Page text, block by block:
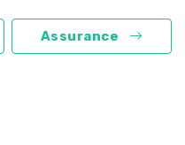
Assurance